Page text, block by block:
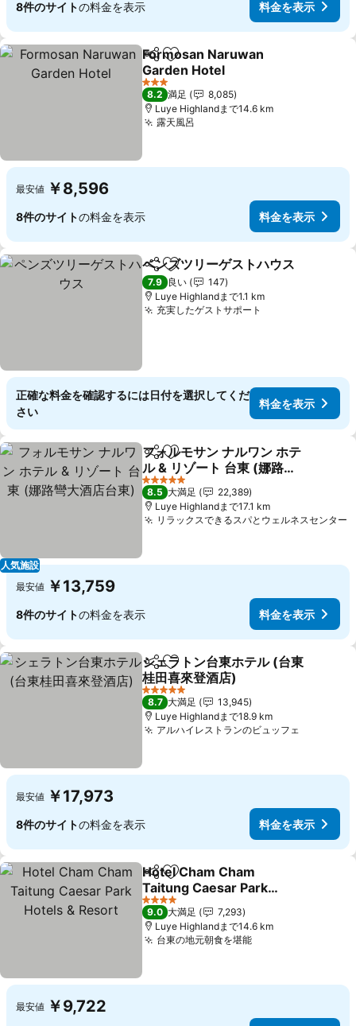
8件のサイトの料金を表示 料金を表示
シェアお気に入りに追加
Formosan Naruwan
Garden Hotel
料金を表示
3 ホテルのランク
8.2 満足
8,085
Luye Highlandまで14.6 km
露天風呂
最安値 ￥8,596
8件のサイトの料金を表示 料金を表示
シェアお気に入りに追加
ペンズツリーゲストハウス
7.9 良い
147
Luye Highlandまで1.1 km
充実したゲストサポート
正確な料金を確認するには日付を選択してくだ
さい
料金を表示
人気施設
シェアお気に入りに追加
フォルモサン ナルワン ホテ
ル & リゾート 台東 (娜路彎
大酒店台東)
料金を表示
5 ホテルのランク
8.5 大満足
22,389
Luye Highlandまで17.1 km
リラックスできるスパとウェルネスセンター
最安値 ￥13,759
8件のサイトの料金を表示 料金を表示
シェアお気に入りに追加
シェラトン台東ホテル (台東
桂田喜來登酒店)
料金を表示
5 ホテルのランク
8.7 大満足
13,945
Luye Highlandまで18.9 km
アルハイレストランのビュッフェ
最安値 ￥17,973
8件のサイトの料金を表示 料金を表示
シェアお気に入りに追加
Hotel Cham Cham
Taitung Caesar Park
Hotels & Resort
料金を表示
4 ホテルのランク
9.0 大満足
7,293
Luye Highlandまで14.6 km
台東の地元朝食を堪能料金を表示
最安値 ￥9,722